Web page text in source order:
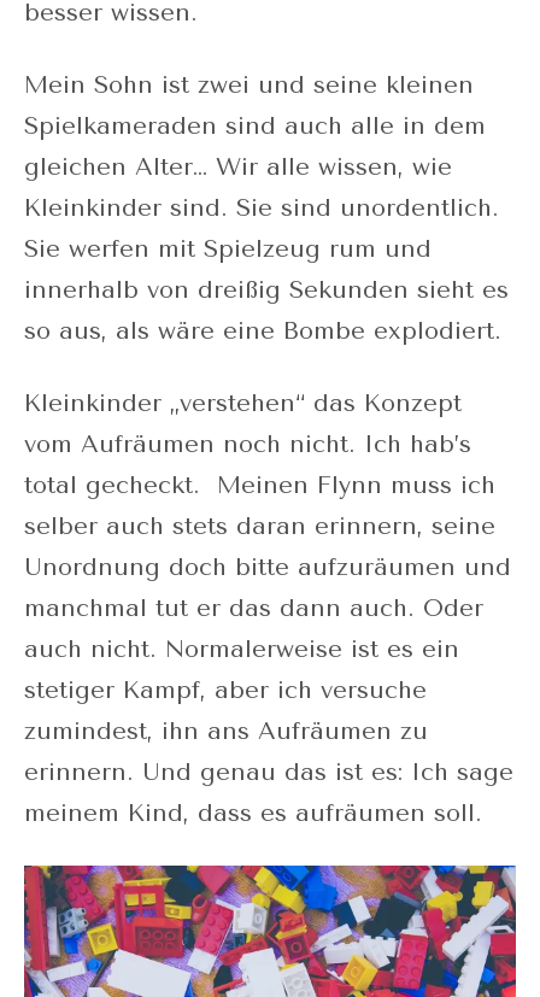
besser wissen.
Mein Sohn ist zwei und seine kleinen
Spielkameraden sind auch alle in dem
gleichen Alter… Wir alle wissen, wie
Kleinkinder sind. Sie sind unordentlich.
Sie werfen mit Spielzeug rum und
innerhalb von dreißig Sekunden sieht es
so aus, als wäre eine Bombe explodiert.
Kleinkinder „verstehen“ das Konzept
vom Aufräumen noch nicht. Ich hab’s
total gecheckt. Meinen Flynn muss ich
selber auch stets daran erinnern, seine
Unordnung doch bitte aufzuräumen und
manchmal tut er das dann auch. Oder
auch nicht. Normalerweise ist es ein
stetiger Kampf, aber ich versuche
zumindest, ihn ans Aufräumen zu
erinnern. Und genau das ist es: Ich sage
meinem Kind, dass es aufräumen soll.